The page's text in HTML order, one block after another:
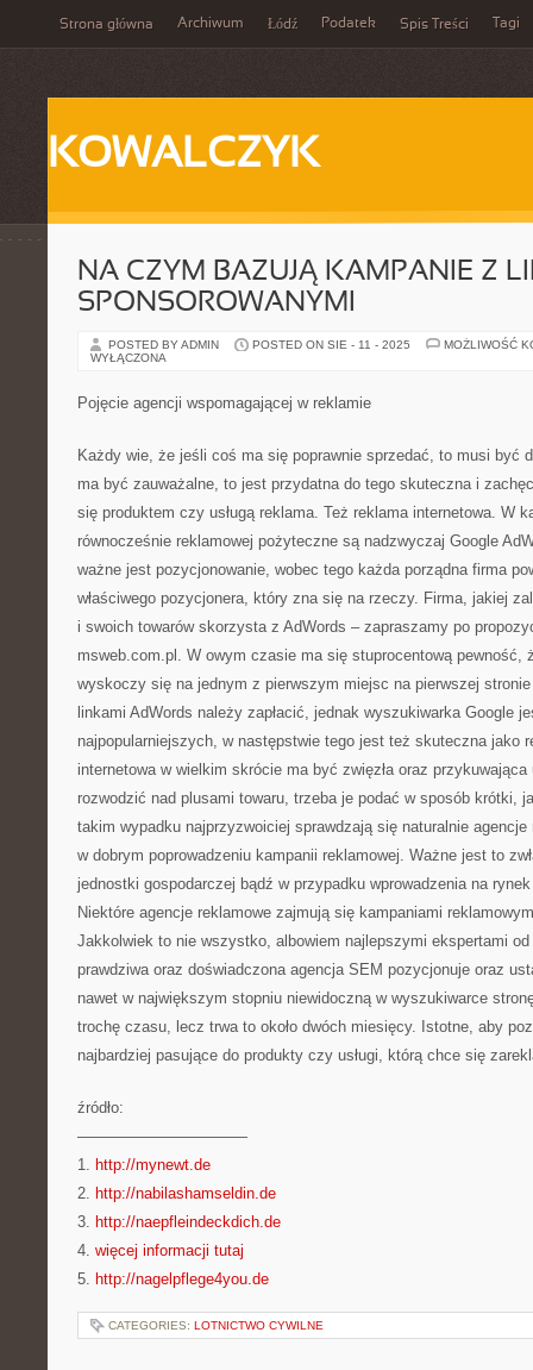
Strona główna Archiwum Łódź Podatek Spis Treści Tagi
KOWALCZYK
NA CZYM BAZUJĄ KAMPANIE Z
SPONSOROWANYMI
POSTED BY ADMIN POSTED ON SIE - 11 - 2025
MOŻLIWOŚĆ
WYŁĄCZONA
Pojęcie agencji wspomagającej w reklamie
Każdy wie, że jeśli coś ma się poprawnie sprzedać, to musi być
ma być zauważalne, to jest przydatna do tego skuteczna i
się produktem czy usługą reklama. Też reklama internetowa. W
równocześnie reklamowej pożyteczne są nadzwyczaj Google
ważne jest pozycjonowanie, wobec tego każda porządna firma
właściwego pozycjonera, który zna się na rzeczy. Firma, jakiej
i swoich towarów skorzysta z AdWords – zapraszamy po
msweb.com.pl. W owym czasie ma się stuprocentową pewność,
wyskoczy się na jednym z pierwszym miejsc na pierwszej
linkami AdWords należy zapłacić, jednak wyszukiwarka Google
najpopularniejszych, w następstwie tego jest też skuteczna jako
internetowa w wielkim skrócie ma być zwięzła oraz
rozwodzić nad plusami towaru, trzeba je podać w sposób krótki,
takim wypadku najprzyzwoiciej sprawdzają się naturalnie
w dobrym poprowadzeniu kampanii reklamowej. Ważne jest to
jednostki gospodarczej bądź w przypadku wprowadzenia na
Niektóre agencje reklamowe zajmują się kampaniami
Jakkolwiek to nie wszystko, albowiem najlepszymi ekspertami
prawdziwa oraz doświadczona agencja SEM pozycjonuje oraz
nawet w największym stopniu niewidoczną w wyszukiwarce
trochę czasu, lecz trwa to około dwóch miesięcy. Istotne, aby
najbardziej pasujące do produkty czy usługi, którą chce się
źródło:
———————————
1. http://mynewt.de
2. http://nabilashamseldin.de
3. http://naepfleindeckdich.de
4. więcej informacji tutaj
5. http://nagelpflege4you.de
CATEGORIES: LOTNICTWO CYWILNE